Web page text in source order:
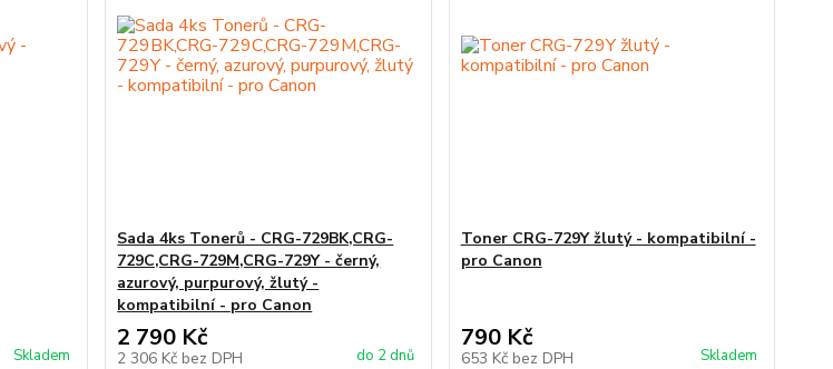
Skladem
Sada 4ks Tonerů - CRG-729BK,CRG-
729C,CRG-729M,CRG-729Y - černý,
azurový, purpurový, žlutý -
kompatibilní - pro Canon
2 790 Kč
2 306 Kč bez DPH do 2 dnů
Toner CRG-729Y žlutý - kompatibilní -
pro Canon
790 Kč
653 Kč bez DPH Skladem